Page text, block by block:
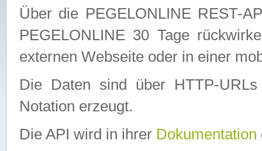
Über die PEGELONLINE REST-
PEGELONLINE 30 Tage
externen Webseite oder in einer
Die Daten sind über HTTP-
Notation erzeugt.
Die API wird in ihrer Dokumentation